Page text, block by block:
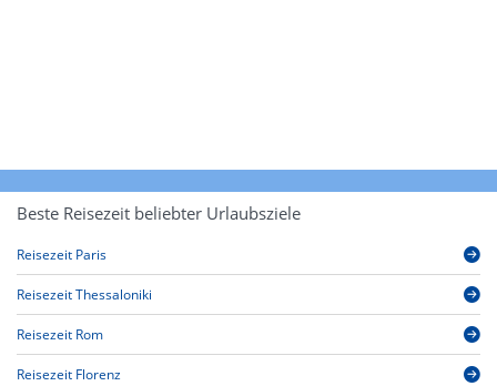
Beste Reisezeit beliebter Urlaubsziele
Reisezeit Paris
Reisezeit Thessaloniki
Reisezeit Rom
Reisezeit Florenz